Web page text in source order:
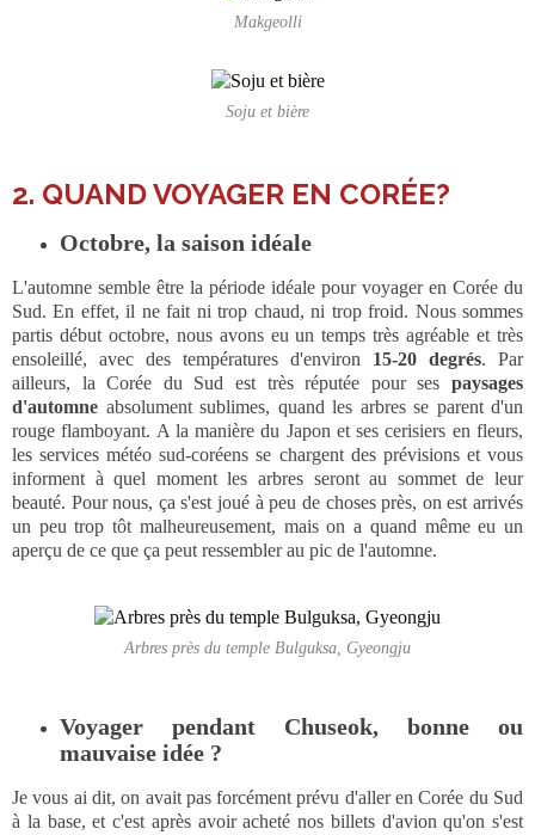
Makgeolli
Soju et bière
2. QUAND VOYAGER EN CORÉE?
Octobre, la saison idéale
L'automne semble être la période idéale pour voyager en Corée du
Sud. En effet, il ne fait ni trop chaud, ni trop froid. Nous sommes
partis début octobre, nous avons eu un temps très agréable et très
ensoleillé, avec des températures d'environ 15-20 degrés. Par
ailleurs, la Corée du Sud est très réputée pour ses paysages
d'automne absolument sublimes, quand les arbres se parent d'un
rouge flamboyant. A la manière du Japon et ses cerisiers en fleurs,
les services météo sud-coréens se chargent des prévisions et vous
informent à quel moment les arbres seront au sommet de leur
beauté. Pour nous, ça s'est joué à peu de choses près, on est arrivés
un peu trop tôt malheureusement, mais on a quand même eu un
aperçu de ce que ça peut ressembler au pic de l'automne.
Arbres près du temple Bulguksa, Gyeongju
Voyager pendant Chuseok, bonne ou
mauvaise idée ?
Je vous ai dit, on avait pas forcément prévu d'aller en Corée du Sud
à la base, et c'est après avoir acheté nos billets d'avion qu'on s'est